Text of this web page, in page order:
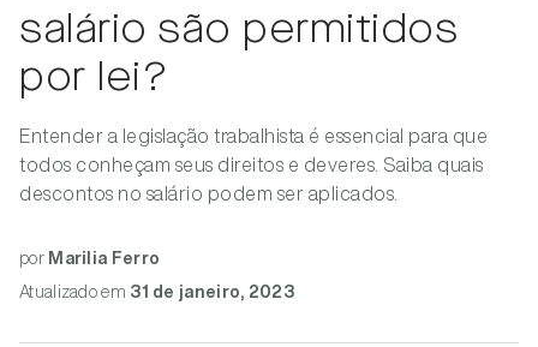
salário são permitidos
por lei?
Entender a legislação trabalhista é essencial para que
todos conheçam seus direitos e deveres. Saiba quais
descontos no salário podem ser aplicados.
por Marilia Ferro
Atualizado em 31 de janeiro, 2023